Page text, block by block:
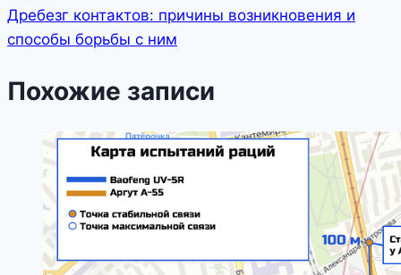
Дребезг контактов: причины возникновения и
способы борьбы с ним
Похожие записи